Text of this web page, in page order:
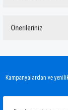
Önerileriniz
Ürün açıklamasında
Kampanyalardan ve